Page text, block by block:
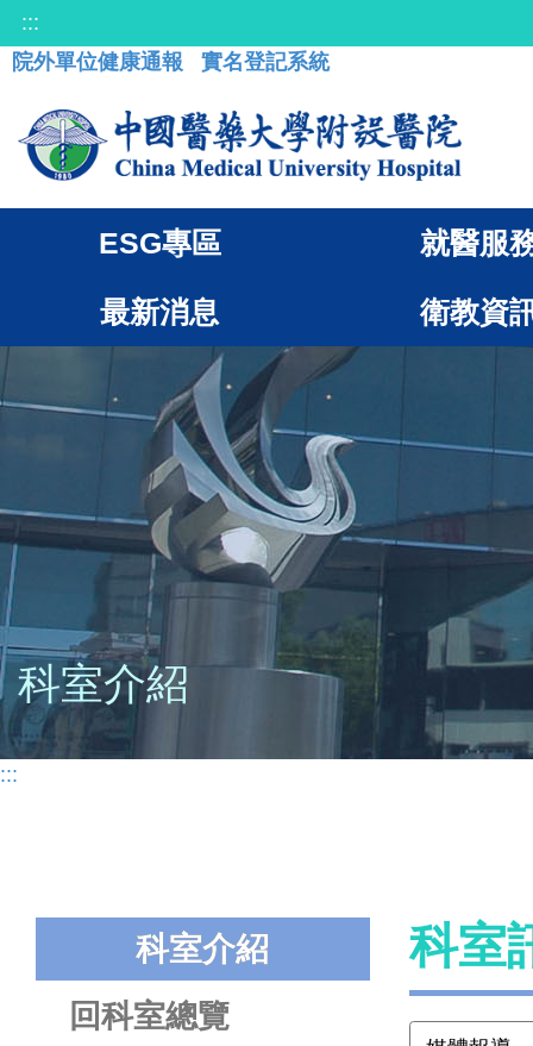
:::
院外單位健康通報
實名登記系統
ESG專區 就醫服
最新消息 衛教資
科室介紹
:::
科室介紹
回科室總覽
科室